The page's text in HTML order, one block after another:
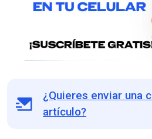
¿Quieres enviar una
artículo?